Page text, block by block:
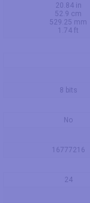
20.84 in
52.9 cm
529.25 mm
1.74 ft
8 bits
No
16777216
24